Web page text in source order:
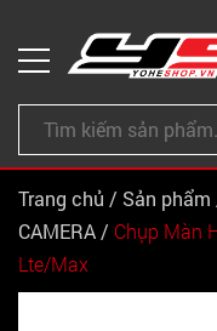
Trang chủ / Sản phẩm
CAMERA / Chụp Màn
Lte/Max